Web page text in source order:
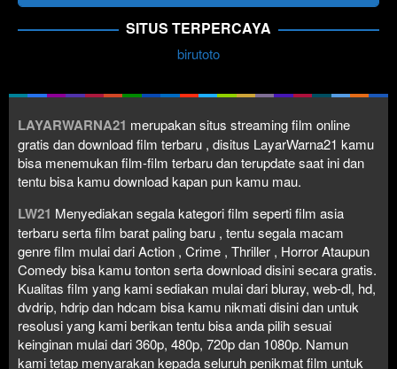
SITUS TERPERCAYA
birutoto
LAYARWARNA21 merupakan situs streaming film online
gratis dan download film terbaru , disitus LayarWarna21 kamu
bisa menemukan film-film terbaru dan terupdate saat ini dan
tentu bisa kamu download kapan pun kamu mau.
LW21 Menyediakan segala kategori film seperti film asia
terbaru serta film barat paling baru , tentu segala macam
genre film mulai dari Action , Crime , Thriller , Horror Ataupun
Comedy bisa kamu tonton serta download disini secara gratis.
Kualitas film yang kami sediakan mulai dari bluray, web-dl, hd,
dvdrip, hdrip dan hdcam bisa kamu nikmati disini dan untuk
resolusi yang kami berikan tentu bisa anda pilih sesuai
keinginan mulai dari 360p, 480p, 720p dan 1080p. Namun
kami tetap menyarakan kepada seluruh penikmat film untuk